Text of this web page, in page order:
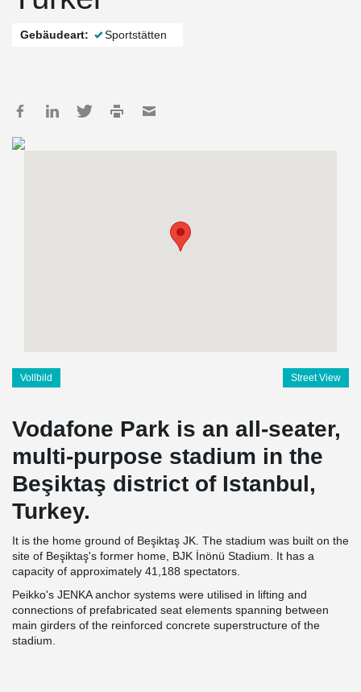
Gebäudeart: Sportstätten
Vollbild Street View
Vodafone Park is an all-seater,
multi-purpose stadium in the
Beşiktaş district of Istanbul,
Turkey.
It is the home ground of Beşiktaş JK. The stadium was built on the
site of Beşiktaş's former home, BJK İnönü Stadium. It has a
capacity of approximately 41,188 spectators.
Peikko's JENKA anchor systems were utilised in lifting and
connections of prefabricated seat elements spanning between
main girders of the reinforced concrete superstructure of the
stadium.